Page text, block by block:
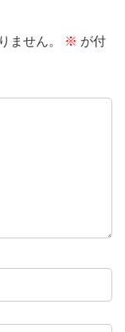
ません。 ※ が付